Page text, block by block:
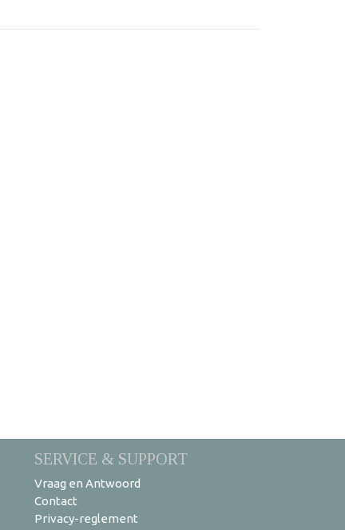
SERVICE & SUPPORT
Vraag en Antwoord
Contact
Privacy-reglement